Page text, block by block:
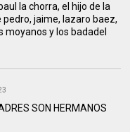
la chorra, el hijo de la
jaime, lazaro baez,
moyanos y los badadel
SON HERMANOS